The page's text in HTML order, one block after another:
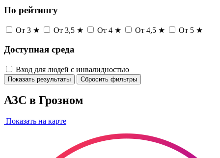
По рейтингу
От 3 ★ От 3,5 ★ От 4 ★ От 4,5 ★ От 5 ★
Доступная среда
Вход для людей с инвалидностью
Показать результаты Сбросить фильтры
АЗС в Грозном
Показать на карте